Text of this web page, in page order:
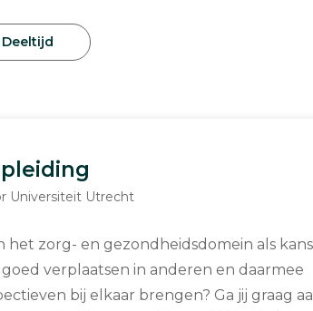
Deeltijd
Universiteit Utrecht
het zorg- en gezondheidsdomein als
verplaatsen in anderen en daarmee
bij elkaar brengen? Ga jij graag